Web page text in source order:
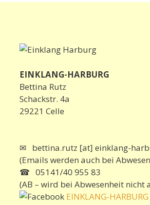
EINKLANG-HARBURG
Bettina Rutz
Schackstr. 4a
29221 Celle
✉ bettina.rutz [at] einklang-
(Emails werden auch bei
☎ 05141/40 955 83
(AB – wird bei Abwesenheit nicht
EINKLANG-HARBURG